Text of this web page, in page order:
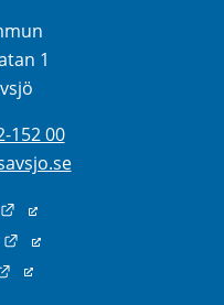
1
152 00
Länk till annan
Länk till annan
Länk till annan webbplats.